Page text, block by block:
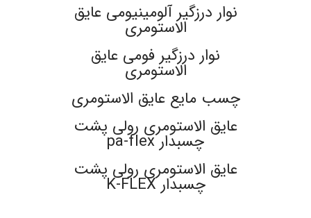
نوار درزگیر آلومینیومی عایق
الاستومری
نوار درزگیر فومی عایق
الاستومری
چسب مایع عایق الاستومری
عایق الاستومری رولی پشت
چسبدار pa-flex
عایق الاستومری رولی پشت
چسبدار K-FLEX